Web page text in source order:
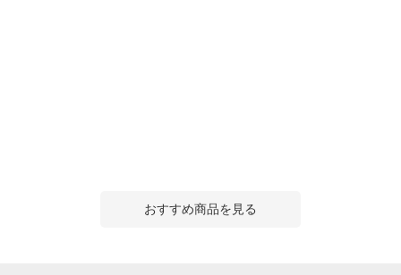
おすすめ商品を見る